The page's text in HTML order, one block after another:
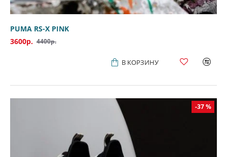
PUMA RS-X PINK
3600р. 4400р.
В КОРЗИНУ
-37 %